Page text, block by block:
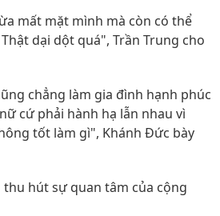
mất mặt mình mà còn có thể
dại dột quá", Trần Trung cho
chẳng làm gia đình hạnh phúc
cứ phải hành hạ lẫn nhau vì
tốt làm gì", Khánh Đức bày
thu hút sự quan tâm của cộng